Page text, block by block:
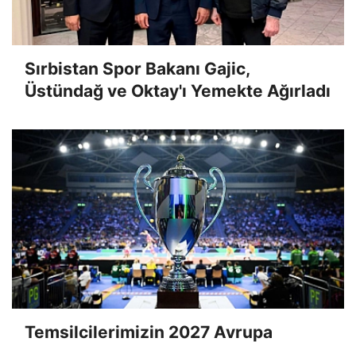
Sırbistan Spor Bakanı Gajic,
Üstündağ ve Oktay'ı Yemekte Ağırladı
Temsilcilerimizin 2027 Avrupa